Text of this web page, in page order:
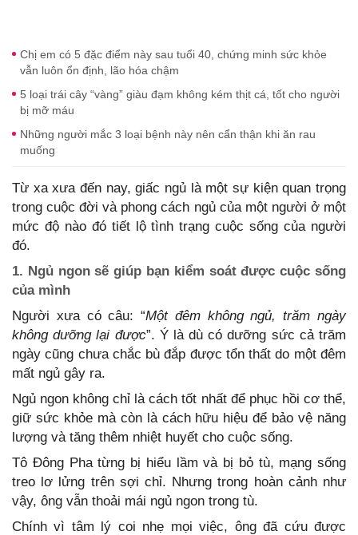
Chị em có 5 đặc điểm này sau tuổi 40, chứng minh sức khỏe
vẫn luôn ổn định, lão hóa chậm
5 loại trái cây “vàng” giàu đạm không kém thịt cá, tốt cho người
bị mỡ máu
Những người mắc 3 loại bệnh này nên cẩn thận khi ăn rau
muống
Từ xa xưa đến nay, giấc ngủ là một sự kiện quan trọng
trong cuộc đời và phong cách ngủ của một người ở một
mức độ nào đó tiết lộ tình trạng cuộc sống của người
đó.
1. Ngủ ngon sẽ giúp bạn kiểm soát được cuộc sống
của mình
Người xưa có câu: “Một đêm không ngủ, trăm ngày
không dưỡng lại được”. Ý là dù có dưỡng sức cả trăm
ngày cũng chưa chắc bù đắp được tổn thất do một đêm
mất ngủ gây ra.
Ngủ ngon không chỉ là cách tốt nhất để phục hồi cơ thể,
giữ sức khỏe mà còn là cách hữu hiệu để bảo vệ năng
lượng và tăng thêm nhiệt huyết cho cuộc sống.
Tô Đông Pha từng bị hiểu lầm và bị bỏ tù, mạng sống
treo lơ lửng trên sợi chỉ. Nhưng trong hoàn cảnh như
vậy, ông vẫn thoải mái ngủ ngon trong tù.
Chính vì tâm lý coi nhẹ mọi việc, ông đã cứu được